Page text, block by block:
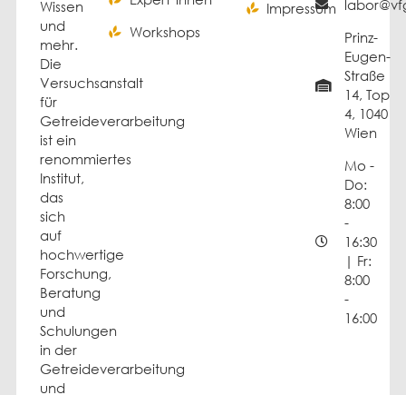
Wissen
und
mehr.
Die
Versuchsanstalt
für
Getreideverarbeitung
ist ein
renommiertes
Institut,
das
sich
auf
hochwertige
Forschung,
Beratung
und
Schulungen
in der
Getreideverarbeitung
und
Workshops
Impressum
Prinz-
Eugen-
Straße
14, Top
4, 1040
Wien
Mo -
Do:
8:00
-
16:30
| Fr:
8:00
-
16:00